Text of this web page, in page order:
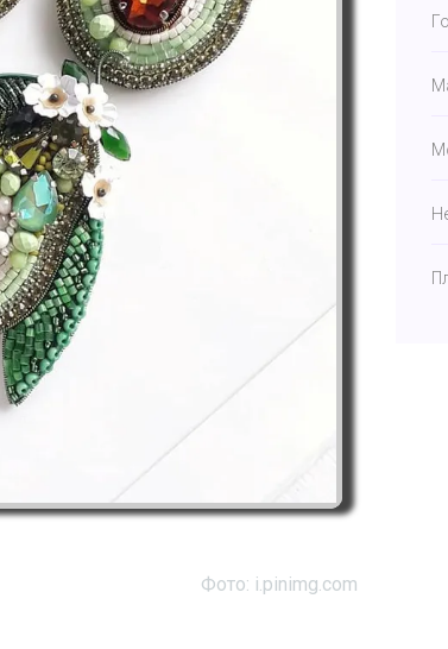
Фото: i.pinimg.com